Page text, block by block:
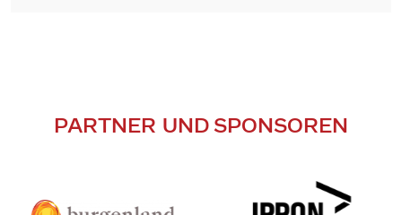
PARTNER UND SPONSOREN